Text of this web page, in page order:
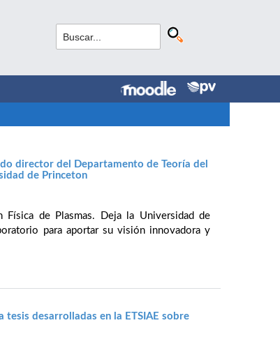
director del Departamento de Teoría del
de Princeton
de Plasmas. Deja la Universidad de
para aportar su visión innovadora y
desarrolladas en la ETSIAE sobre